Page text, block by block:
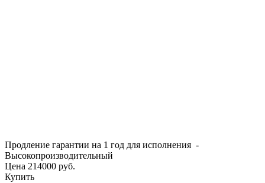
Продление гарантии на 1 год для исполнения -
Высокопроизводительный
Цена 214000 руб.
Купить